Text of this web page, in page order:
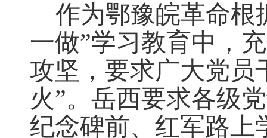
作为鄂豫皖革命根
一做”学习教育中，
攻坚，要求广大党员
火”。岳西要求各级
纪念碑前、红军路上